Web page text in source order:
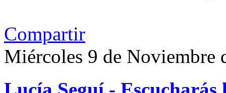
Compartir
Miércoles 9 de Noviembre